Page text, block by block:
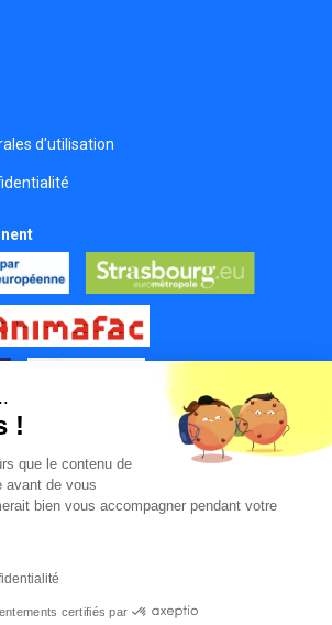
Andrzeczyk
Erbs
Vogel
réalisateur
casting
de doublage
d'utilisation
!
que le contenu de
avant de vous
bien vous accompagner pendant votre
certifiés par